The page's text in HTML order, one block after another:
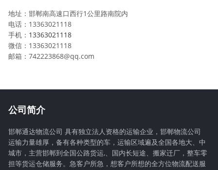
地址：邯郸南高速口西行1公里路南院内
电话：13363021118
手机： 13363021118
微信：13363021118
邮箱：742223868@qq.com
公司简介
邯郸通达物流公司 具有独立法人资格的运输企业，邯郸物流公司
运输力量雄厚，备有各种类型的车，运输区域遍及全国各地大、中
城市，主营邯郸到全国公路货运,、国内长短途、搬家迁厂，整车零
担等货运仓储服务。急客户所急，想客户所想的全方位物流配送服